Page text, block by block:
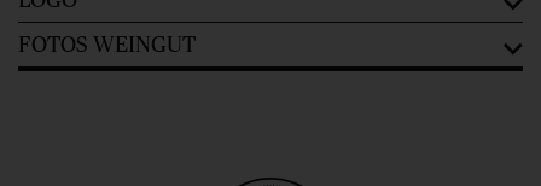
FOTOS WEINGUT